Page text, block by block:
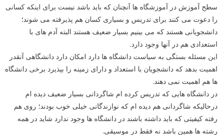
سطح آموزش در آموزشگاه ها آنچنان که باید باشد نیست برای اینکه کسانی
را دعوت می کنند برای تدریس و بسیاری کسان هم پذیرفته می شوند؛
دانشجویانی هستند که می بینیم بسیار ضعیف هستند البته آدم های با
استعدادی هم در آنها وجود دارد.
این مسئله بستگی به سیاست دانشگاه ها دارد امکان دارد دانشگاهی آنقدر
اهمیت بدهد که دانشجویان با استعداد و دارای زمینه را بپذیرد برخی دانشگاه
ها هم اهمیت نمی دهند.
در دانشگاه هایی که تدریس کرده ام شاگردانی بسیار ضعیف دیده ام
درحالیکه شاگردانی هم دیده ام که نوازندگانی خیلی خوب بودند؛ روی هم
رفته کیفیتی که باید داشته باشند در دانشگاه ها وجود ندارد شاید در همه
رشته ها همین باشد نه فقط در موسیقی.